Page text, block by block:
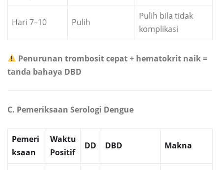
Hari 7–10 Pulih
Pulih bila tidak
komplikasi
Penurunan trombosit cepat + hematokrit naik =
tanda bahaya DBD
C. Pemeriksaan Serologi Dengue
Pemeri
ksaan
Waktu
Positif
DD DBD Makna